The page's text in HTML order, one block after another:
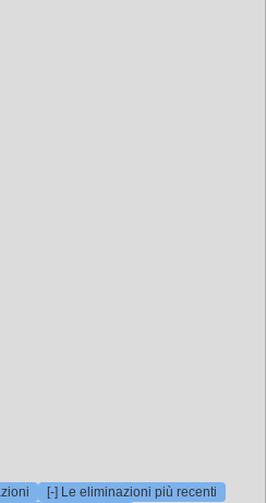
[-] Le eliminazioni più recenti